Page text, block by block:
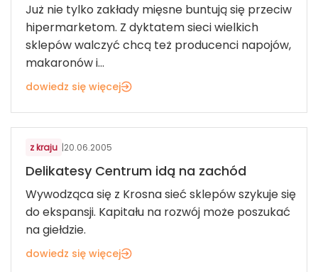
Już nie tylko zakłady mięsne buntują się przeciw
hipermarketom. Z dyktatem sieci wielkich
sklepów walczyć chcą też producenci napojów,
makaronów i...
dowiedz się więcej
ART. SPOŻYWCZE I FMCG
z kraju |20.06.2005
Delikatesy Centrum idą na zachód
Wywodząca się z Krosna sieć sklepów szykuje się
do ekspansji. Kapitału na rozwój może poszukać
na giełdzie.
dowiedz się więcej